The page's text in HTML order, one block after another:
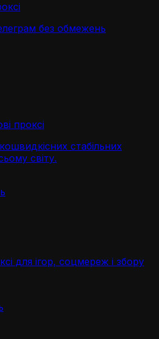
без обмежень
проксі
стабільних
світу.
для ігор, соцмереж і збору